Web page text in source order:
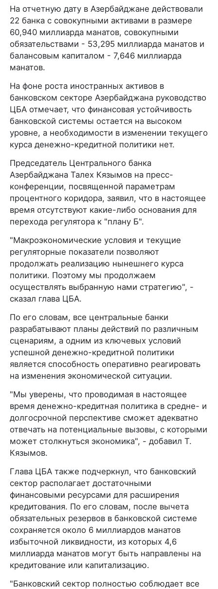
На отчетную дату в Азербайджане действовали
22 банка с совокупными активами в размере
60,940 миллиарда манатов, совокупными
обязательствами - 53,295 миллиарда манатов и
балансовым капиталом - 7,646 миллиарда
манатов.
На фоне роста иностранных активов в
банковском секторе Азербайджана руководство
ЦБА отмечает, что финансовая устойчивость
банковской системы остается на высоком
уровне, а необходимости в изменении текущего
курса денежно-кредитной политики нет.
Председатель Центрального банка
Азербайджана Талех Кязымов на пресс-
конференции, посвященной параметрам
процентного коридора, заявил, что в настоящее
время отсутствуют какие-либо основания для
перехода регулятора к "плану Б".
"Макроэкономические условия и текущие
регуляторные показатели позволяют
продолжать реализацию нынешнего курса
политики. Поэтому мы продолжаем
осуществлять выбранную нами стратегию", -
сказал глава ЦБА.
По его словам, все центральные банки
разрабатывают планы действий по различным
сценариям, а одним из ключевых условий
успешной денежно-кредитной политики
является способность оперативно реагировать
на изменения экономической ситуации.
"Мы уверены, что проводимая в настоящее
время денежно-кредитная политика в средне- и
долгосрочной перспективе сможет адекватно
отвечать на потенциальные вызовы, с которыми
может столкнуться экономика", - добавил Т.
Кязымов.
Глава ЦБА также подчеркнул, что банковский
сектор располагает достаточными
финансовыми ресурсами для расширения
кредитования. По его словам, после вычета
обязательных резервов в банковской системе
сохраняется около 6 миллиардов манатов
избыточной ликвидности, из которых 4,6
миллиарда манатов могут быть направлены на
кредитование или капитализацию.
"Банковский сектор полностью соблюдает все